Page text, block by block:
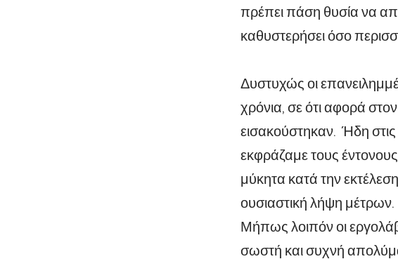
πρέπει πάση θυσία να
καθυστερήσει όσο
Δυστυχώς οι
χρόνια, σε ότι αφορά
εισακούστηκαν. Ήδη
εκφράζαμε τους
μύκητα κατά την
ουσιαστική λήψη μέτρων.
Μήπως λοιπόν οι
σωστή και συχνή